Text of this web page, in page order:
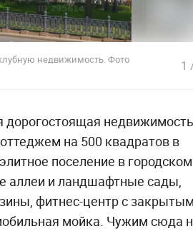
недвижимость. Фото
1
дорогостоящая
на 500 квадратов в
поселение в городском
аллеи и ландшафтные сады,
фитнес-центр с
мойка. Чужим сюда